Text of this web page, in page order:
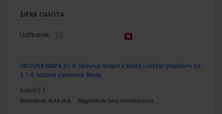
ŠIFRA OMOTA:
Udžbenik
LIKOVNA MAPA 3 i 4; likovna mapa s kolaž i raster papirom za
3. i 4. razred osnovne škole
Autor(i): /
Nakladnik: ALFA d.d. Registarski broj ministarstva: